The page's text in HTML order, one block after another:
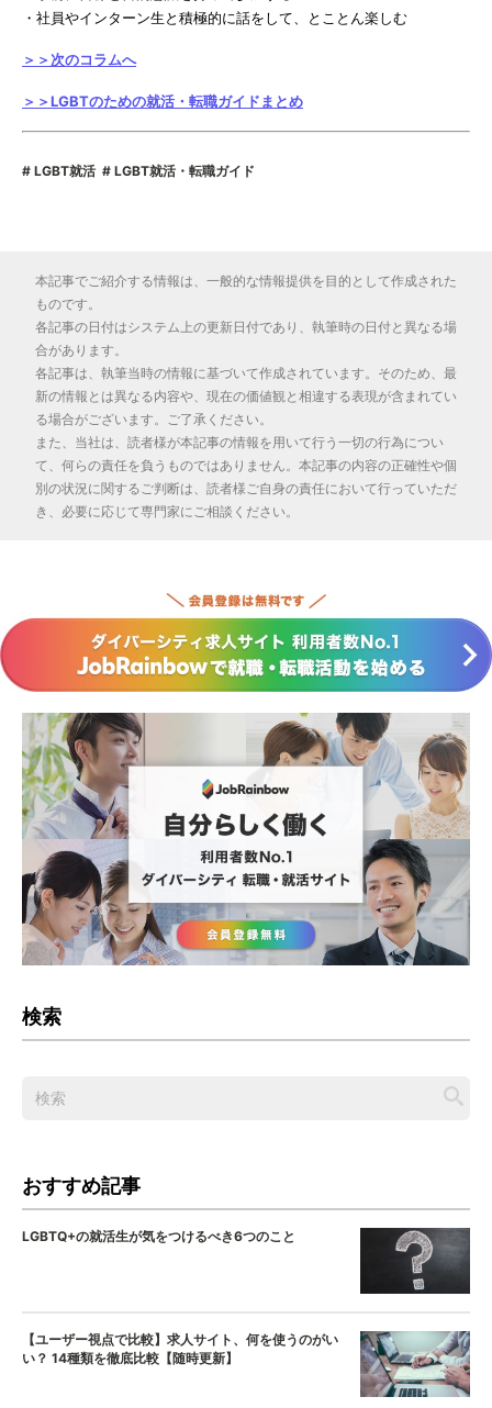
・社員やインターン生と積極的に話をして、とことん楽しむ
＞＞次のコラムへ
＞＞LGBTのための就活・転職ガイドまとめ
LGBT就活 LGBT就活・転職ガイド
本記事でご紹介する情報は、一般的な情報提供を目的として作成された
ものです。
各記事の日付はシステム上の更新日付であり、執筆時の日付と異なる場
合があります。
各記事は、執筆当時の情報に基づいて作成されています。そのため、最
新の情報とは異なる内容や、現在の価値観と相違する表現が含まれてい
る場合がございます。ご了承ください。
また、当社は、読者様が本記事の情報を用いて行う一切の行為につい
て、何らの責任を負うものではありません。本記事の内容の正確性や個
別の状況に関するご判断は、読者様ご自身の責任において行っていただ
き、必要に応じて専門家にご相談ください。
検索
おすすめ記事
LGBTQ+の就活生が気をつけるべき6つのこと
【ユーザー視点で比較】求人サイト、何を使うのがい
い？ 14種類を徹底比較【随時更新】